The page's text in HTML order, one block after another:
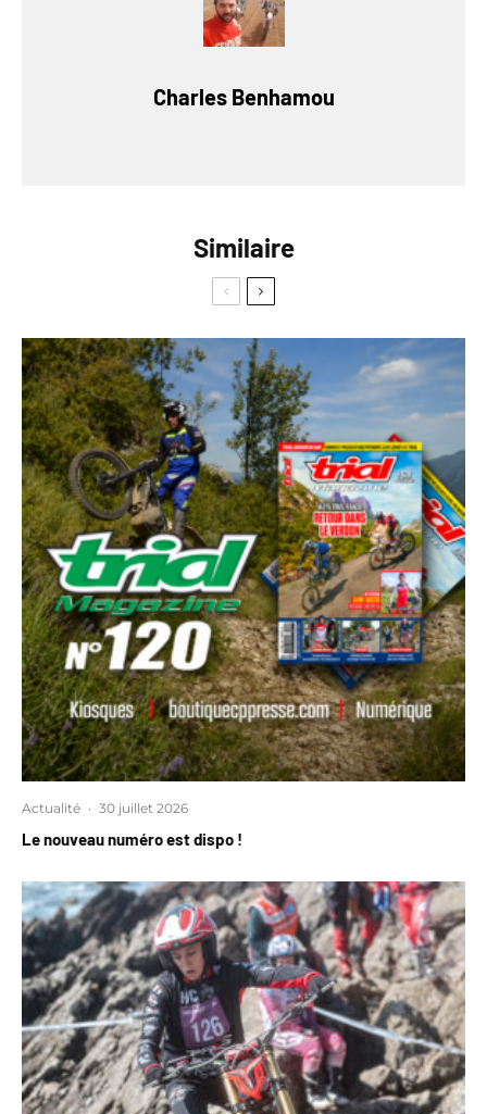
Charles Benhamou
Similaire
Actualité · 30 juillet 2026
Le nouveau numéro est dispo !